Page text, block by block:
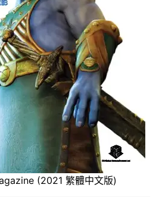
(2021 繁體中文版)